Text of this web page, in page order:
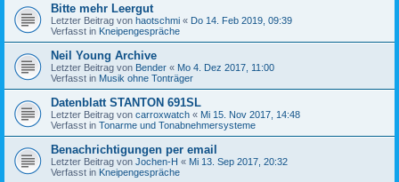
Bitte mehr Leergut
Letzter Beitrag von haotschmi « Do 14. Feb 2019, 09:39
Verfasst in Kneipengespräche
Neil Young Archive
Letzter Beitrag von Bender « Mo 4. Dez 2017, 11:00
Verfasst in Musik ohne Tonträger
Datenblatt STANTON 691SL
Letzter Beitrag von carroxwatch « Mi 15. Nov 2017, 14:48
Verfasst in Tonarme und Tonabnehmersysteme
Benachrichtigungen per email
Letzter Beitrag von Jochen-H « Mi 13. Sep 2017, 20:32
Verfasst in Kneipengespräche